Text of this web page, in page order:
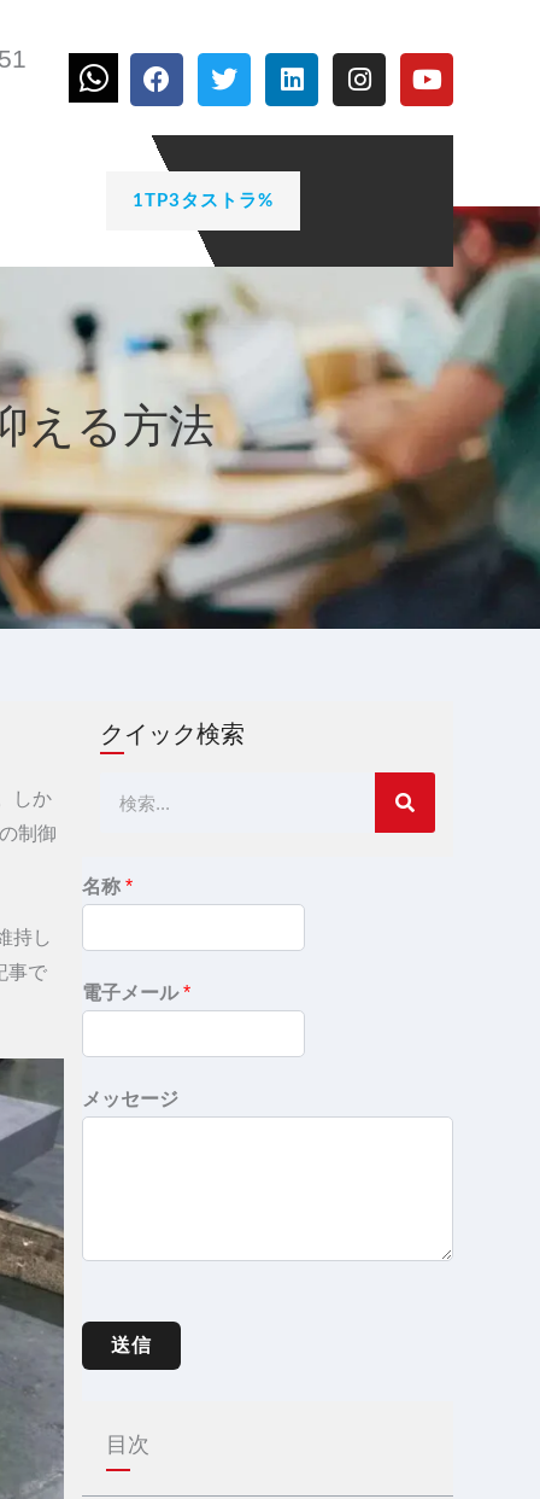
フ
ェ
ス
ブ
ッ
ツ
イ
タ
ー
リ
ン
ト
イ
イ
ン
タ
Y
o
t
1TP3タストラ%
える方法
しか
制御
持し
事で
クイック検索
名称 *
電子メール*
メッセージ
送信
目次